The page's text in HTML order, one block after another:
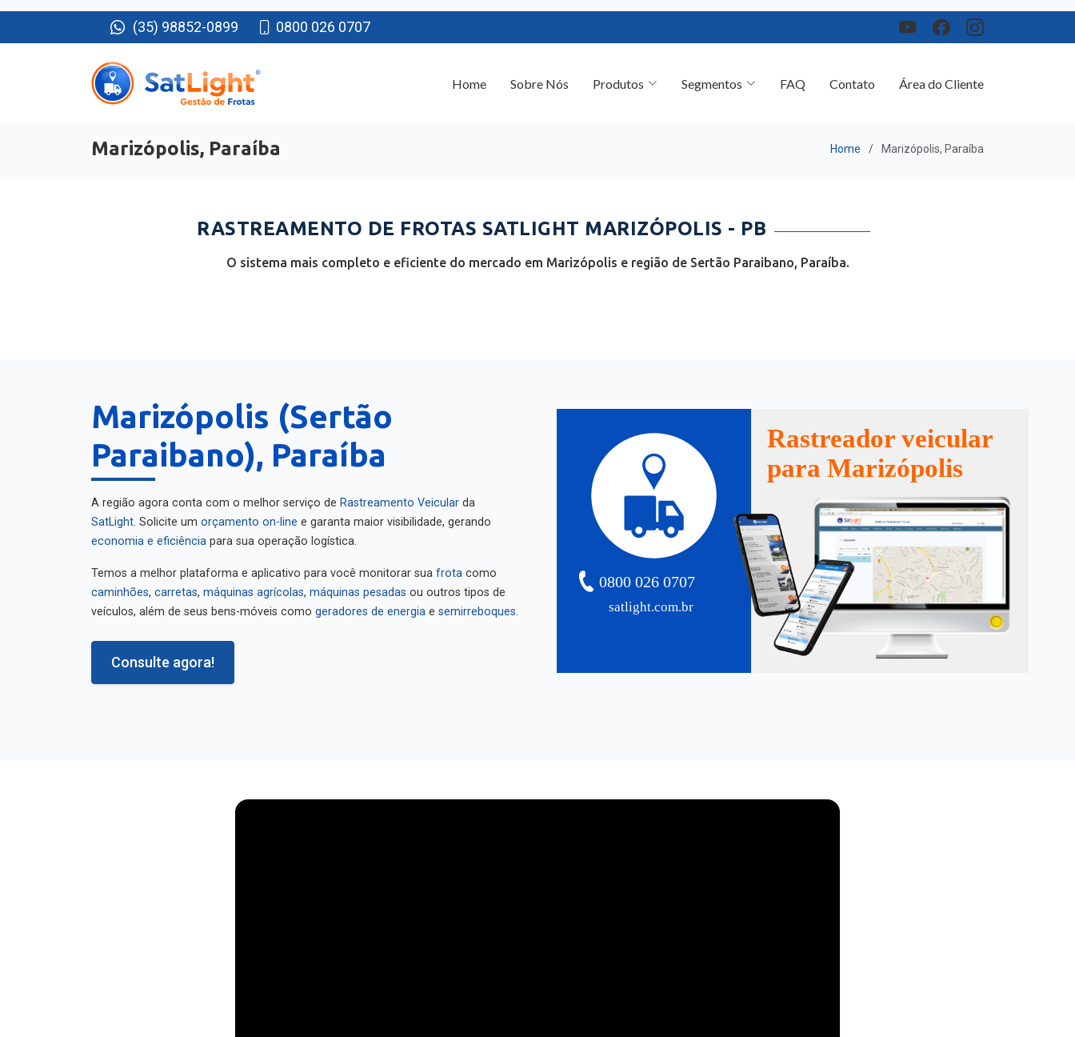
(35) 98852-0899 0800 026 0707
Marizópolis, Paraíba Home Marizópolis, Paraíba
RASTREAMENTO DE FROTAS SATLIGHT MARIZÓPOLIS - PB
O sistema mais completo e eficiente do mercado em Marizópolis e região de Sertão Paraibano, Paraíba.
Marizópolis (Sertão
Paraibano), Paraíba
A região agora conta com o melhor serviço de Rastreamento Veicular
da
SatLight . Solicite um orçamento on-line
e garanta maior visibilidade, gerando
economia e eficiência
para sua operação logística.
Temos a melhor plataforma e aplicativo para você monitorar sua frota
caminhões
carretas máquinas agrícolas máquinas pesadas
ou outros tipos de
veículos, além de seus bens-móveis como
geradores de energia semirreboques
Consulte agora!
satlight.com.br
0800 026 0707
Rastreador veicular
para Marizópolis